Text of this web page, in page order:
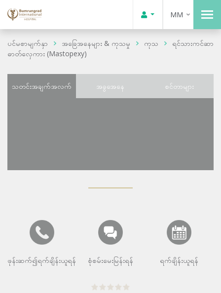
MM
ပင်မစာမျက်နှာ အခြေအနေများ & ကုသမှု ကုသ
ရင်သားကင်ဆာ
ဓာတ်လှေကား (Mastopexy)
သတင်းအချက်အလက် အခွအေနေ စင်တာများ
ဖုန်းဆက်၍ရက်ချိန်းယူရန် စုံစမ်းမေးမြန်းရန် ရက်ချိန်းယူရန်